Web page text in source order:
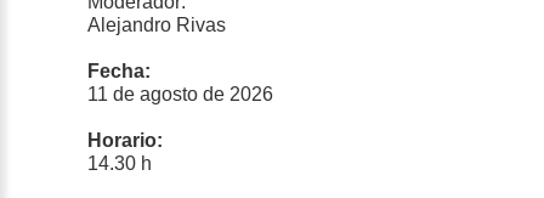
Alejandro Rivas
Fecha:
11 de agosto de 2026
Horario:
14.30 h